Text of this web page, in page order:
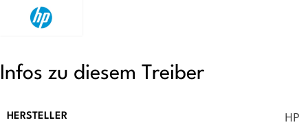
Infos zu diesem Treiber
HERSTELLER HP